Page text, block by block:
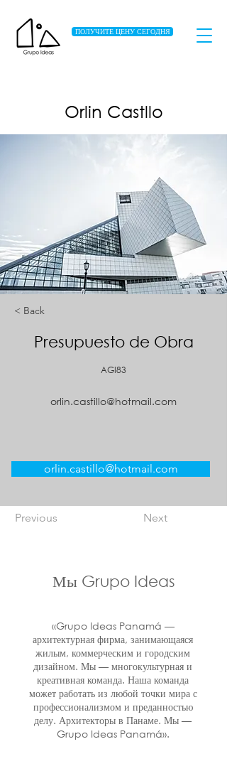
ПОЛУЧИТЕ ЦЕНУ СЕГОДНЯ
Orlin Castllo
< Back
Presupuesto de Obra
AGI83
orlin.castillo@hotmail.com
orlin.castillo@hotmail.com
Previous Next
Мы Grupo Ideas
«Grupo Ideas Panamá —
архитектурная фирма, занимающаяся
жилым, коммерческим и городским
дизайном. Мы — многокультурная и
креативная команда. Наша команда
может работать из любой точки мира с
профессионализмом и преданностью
делу. Архитекторы в Панаме. Мы —
Grupo Ideas Panamá».